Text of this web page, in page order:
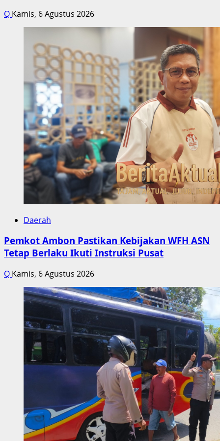
Q Kamis, 6 Agustus 2026
Daerah
Pemkot Ambon Pastikan Kebijakan WFH ASN
Tetap Berlaku Ikuti Instruksi Pusat
Q Kamis, 6 Agustus 2026